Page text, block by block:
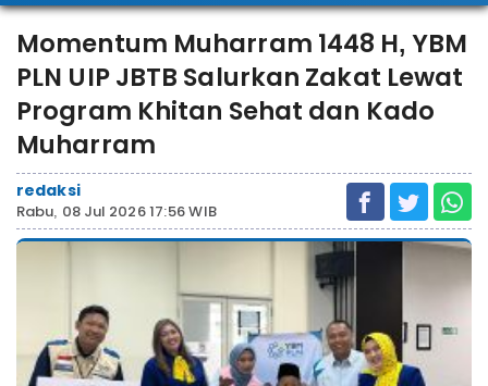
Momentum Muharram 1448 H, YBM
PLN UIP JBTB Salurkan Zakat Lewat
Program Khitan Sehat dan Kado
Muharram
redaksi
Rabu, 08 Jul 2026 17:56 WIB